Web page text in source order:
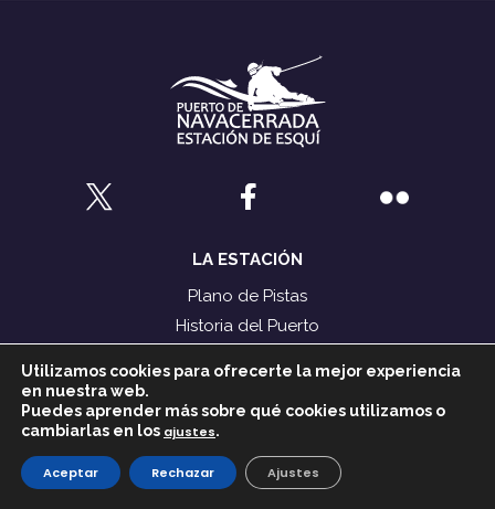
LA ESTACIÓN
Plano de Pistas
Historia del Puerto
Acceso y Transportes
TEMPORADA
Pistas y Remontes
Utilizamos cookies para ofrecerte la mejor experiencia
en nuestra web.
Puedes aprender más sobre qué cookies utilizamos o
cambiarlas en los ajustes.
Aceptar Rechazar Ajustes